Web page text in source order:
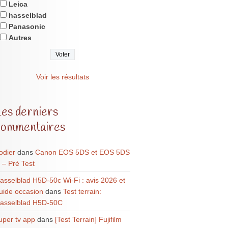
Leica
hasselblad
Panasonic
Autres
Voir les résultats
derniers
dans Canon EOS 5DS et EOS 5DS
– Pré Test
H5D-50c Wi-Fi : avis 2026 et
occasion dans Test terrain:
H5D-50C
tv appdans [Test Terrain] Fujifilm